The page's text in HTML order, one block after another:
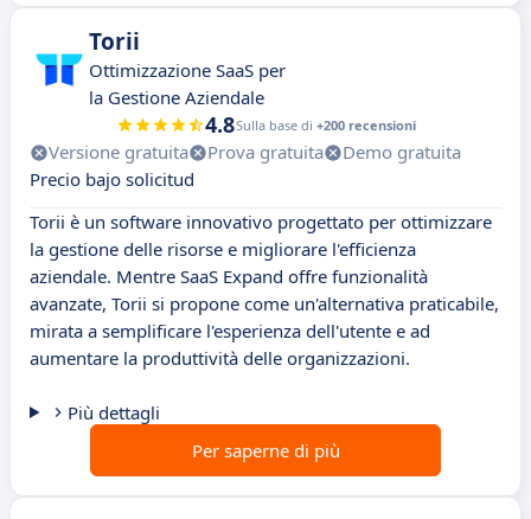
Torii
Ottimizzazione SaaS per
la Gestione Aziendale
4.8Sulla base di +200 recensioni
Versione gratuita Prova gratuita
Demo gratuita
Precio bajo solicitud
Torii è un software innovativo progettato per ottimizzare
la gestione delle risorse e migliorare l'efficienza
aziendale. Mentre SaaS Expand offre funzionalità
avanzate, Torii si propone come un'alternativa praticabile,
mirata a semplificare l'esperienza dell'utente e ad
aumentare la produttività delle organizzazioni.
Più dettagli
Per saperne di più